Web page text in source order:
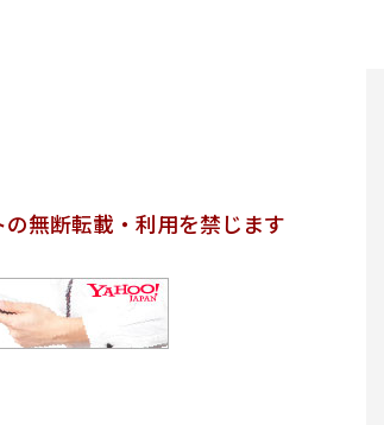
無断転載・利用を禁じます